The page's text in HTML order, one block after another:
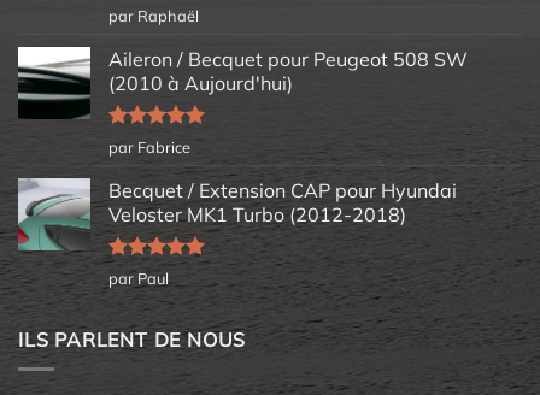
Note5sur
5
par Raphaël
Aileron / Becquet pour Peugeot 508 SW
(2010 à Aujourd'hui)
Note5sur
5
par Fabrice
Becquet / Extension CAP pour Hyundai
Veloster MK1 Turbo (2012-2018)
Note5sur
5
par Paul
ILS PARLENT DE NOUS